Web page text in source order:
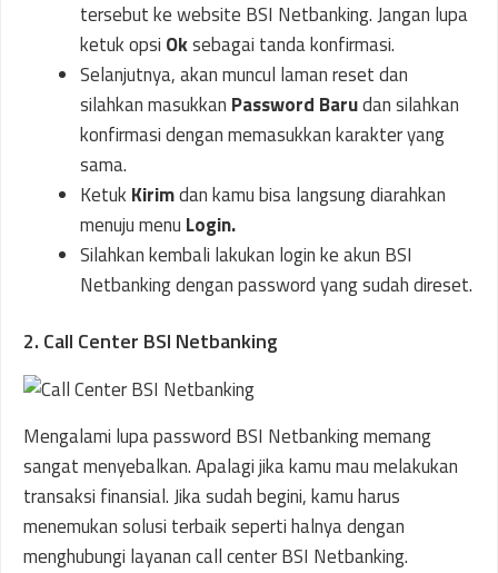
tersebut ke website BSI Netbanking. Jangan lupa
ketuk opsi Oksebagai tanda konfirmasi.
Selanjutnya, akan muncul laman reset dan
silahkan masukkan Password Barudan silahkan
konfirmasi dengan memasukkan karakter yang
sama.
Ketuk Kirimdan kamu bisa langsung diarahkan
menuju menu Login.
Silahkan kembali lakukan login ke akun BSI
Netbanking dengan password yang sudah direset.
2. Call Center BSI Netbanking
Mengalami lupa password BSI Netbanking memang
sangat menyebalkan. Apalagi jika kamu mau melakukan
transaksi finansial. Jika sudah begini, kamu harus
menemukan solusi terbaik seperti halnya dengan
menghubungi layanan call center BSI Netbanking.